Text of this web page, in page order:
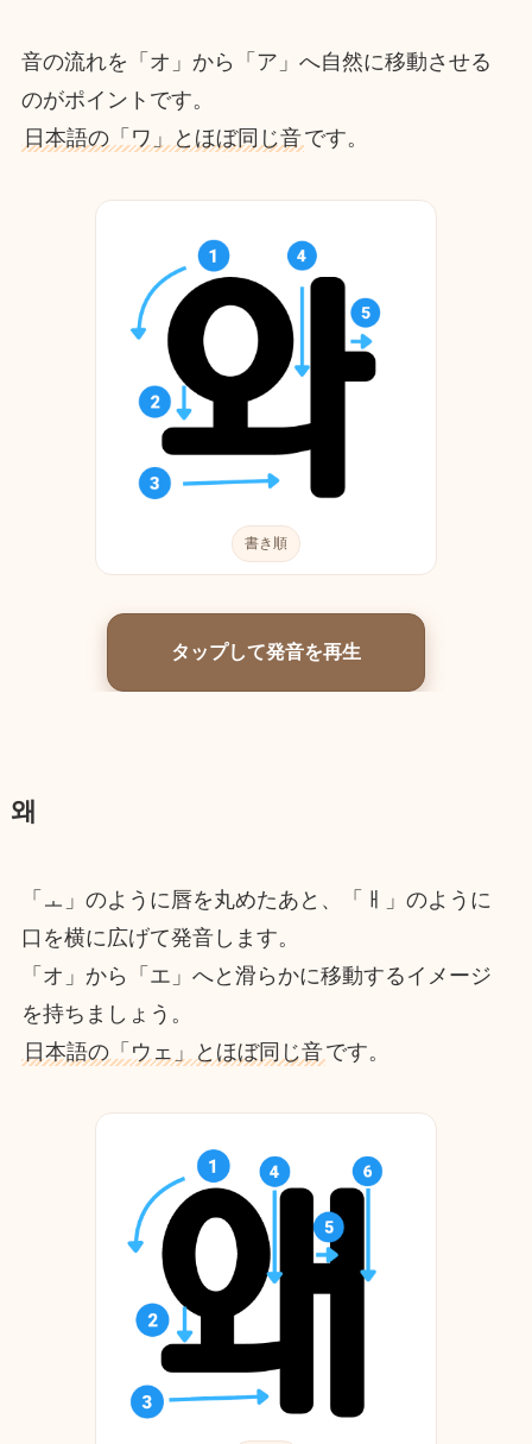
音の流れを「オ」から「ア」へ自然に移動させる
のがポイントです。
日本語の「ワ」とほぼ同じ音です。
書き順
タップして発音を再生
왜
「ㅗ」のように唇を丸めたあと、「ㅐ」のように
口を横に広げて発音します。
「オ」から「エ」へと滑らかに移動するイメージ
を持ちましょう。
日本語の「ウェ」とほぼ同じ音です。